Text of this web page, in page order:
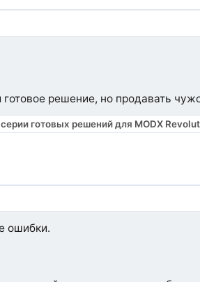
решение, но продавать
готовых решений для MODX
ошибки.